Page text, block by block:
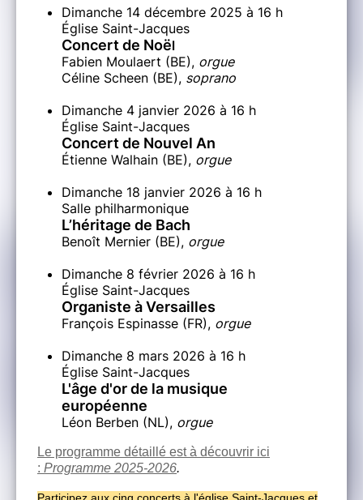
Dimanche 14 décembre 2025 à 16 h
Église Saint-Jacques
Concert de Noël
Fabien Moulaert (BE), orgue
Céline Scheen (BE), soprano
Dimanche 4 janvier 2026 à 16 h
Église Saint-Jacques
Concert de Nouvel An
Étienne Walhain (BE), orgue
Dimanche 18 janvier 2026 à 16 h
Salle philharmonique
L’héritage de Bach
Benoît Mernier (BE), orgue
Dimanche 8 février 2026 à 16 h
Église Saint-Jacques
Organiste à Versailles
François Espinasse (FR), orgue
Dimanche 8 mars 2026 à 16 h
Église Saint-Jacques
L'âge d'or de la musique
européenne
Léon Berben (NL), orgue
Le programme détaillé est à découvrir ici
: Programme 2025-2026.